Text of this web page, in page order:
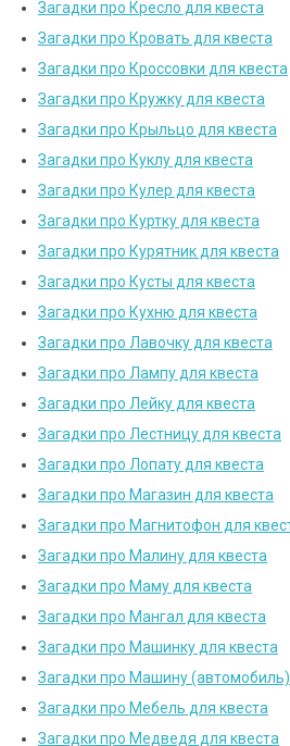
Загадки про Кресло для квеста
Загадки про Кровать для квеста
Загадки про Кроссовки для квеста
Загадки про Кружку для квеста
Загадки про Крыльцо для квеста
Загадки про Куклу для квеста
Загадки про Кулер для квеста
Загадки про Куртку для квеста
Загадки про Курятник для квеста
Загадки про Кусты для квеста
Загадки про Кухню для квеста
Загадки про Лавочку для квеста
Загадки про Лампу для квеста
Загадки про Лейку для квеста
Загадки про Лестницу для квеста
Загадки про Лопату для квеста
Загадки про Магазин для квеста
Загадки про Магнитофон для
Загадки про Малину для квеста
Загадки про Маму для квеста
Загадки про Мангал для квеста
Загадки про Машинку для квеста
Загадки про Машину (автомобиль)
Загадки про Мебель для квеста
Загадки про Медведя для квеста